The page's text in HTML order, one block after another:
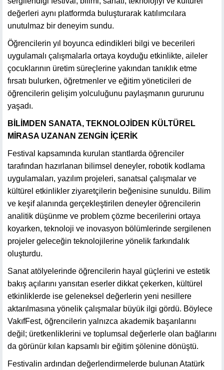
değerleri aynı platformda buluşturarak katılımcılara
unutulmaz bir deneyim sundu.
Öğrencilerin yıl boyunca edindikleri bilgi ve becerileri
uygulamalı çalışmalarla ortaya koyduğu etkinlikte, aileler
çocuklarının üretim süreçlerine yakından tanıklık etme
fırsatı bulurken, öğretmenler ve eğitim yöneticileri de
öğrencilerin gelişim yolculuğunu paylaşmanın gururunu
yaşadı.
BİLİMDEN SANATA, TEKNOLOJİDEN KÜLTÜREL
MİRASA UZANAN ZENGİN İÇERİK
Festival kapsamında kurulan stantlarda öğrenciler
tarafından hazırlanan bilimsel deneyler, robotik kodlama
uygulamaları, yazılım projeleri, sanatsal çalışmalar ve
kültürel etkinlikler ziyaretçilerin beğenisine sunuldu. Bilim
ve keşif alanında gerçekleştirilen deneyler öğrencilerin
analitik düşünme ve problem çözme becerilerini ortaya
koyarken, teknoloji ve inovasyon bölümlerinde sergilenen
projeler geleceğin teknolojilerine yönelik farkındalık
oluşturdu.
Sanat atölyelerinde öğrencilerin hayal güçlerini ve estetik
bakış açılarını yansıtan eserler dikkat çekerken, kültürel
etkinliklerde ise geleneksel değerlerin yeni nesillere
aktarılmasına yönelik çalışmalar büyük ilgi gördü. Böylece
VakıfFest, öğrencilerin yalnızca akademik başarılarını
değil; üretkenliklerini ve toplumsal değerlerle olan bağlarını
da görünür kılan kapsamlı bir eğitim şölenine dönüştü.
Festivalin ardından değerlendirmelerde bulunan Atatürk